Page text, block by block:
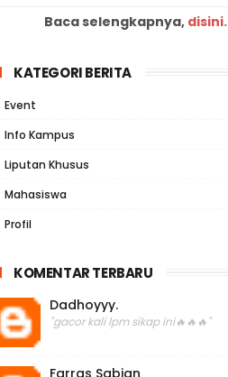
Baca selengkapnya, disini.
KATEGORI BERITA
Event
Info Kampus
Liputan Khusus
Mahasiswa
Profil
KOMENTAR TERBARU
Dadhoyyy.
"gacor kali lpm sikap ini🔥🔥🔥"
Farras Sabian